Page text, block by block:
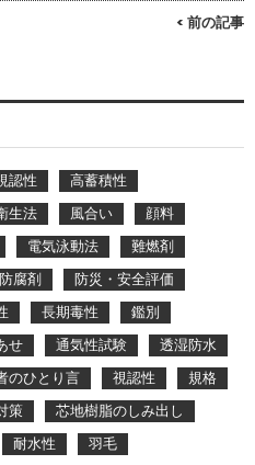
< 前の記事
認性
高蓄積性
生法 風合い
顔料
電気泳動法
難燃剤
防腐剤
防災・安全評価
長期毒性
鑑別
せ 通気性試験
透湿防水
のひとり言 視認性
規格
策
芯地樹脂のしみ出し
耐水性
羽毛